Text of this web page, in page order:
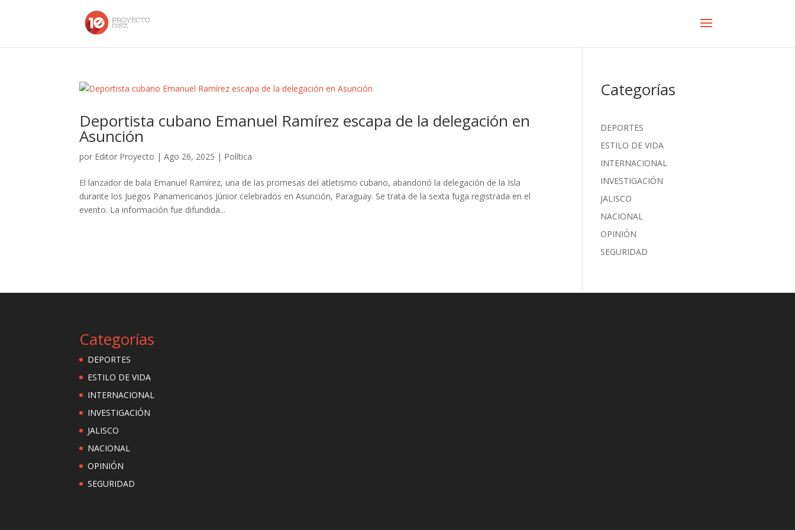
Deportista cubano Emanuel Ramírez escapa de la delegación en
Asunción
por Editor Proyecto |Ago 26, 2025 | Política
El lanzador de bala Emanuel Ramírez, una de las promesas del atletismo cubano, abandonó la delegación de la Isla
durante los Juegos Panamericanos Júnior celebrados en Asunción, Paraguay. Se trata de la sexta fuga registrada en el
evento. La información fue difundida...
Categorías
DEPORTES
ESTILO DE VIDA
INTERNACIONAL
INVESTIGACIÓN
JALISCO
NACIONAL
OPINIÓN
SEGURIDAD
Categorías
DEPORTES
ESTILO DE VIDA
INTERNACIONAL
INVESTIGACIÓN
JALISCO
NACIONAL
OPINIÓN
SEGURIDAD